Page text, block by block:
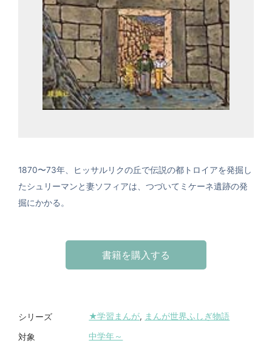
1870〜73年、ヒッサルリクの丘で伝説の都トロイアを発掘し
たシュリーマンと妻ソフィアは、つづいてミケーネ遺跡の発
掘にかかる。
書籍を購入する
シリーズ ★学習まんが, まんが世界ふしぎ物語
対象 中学年～